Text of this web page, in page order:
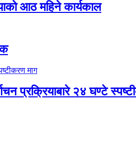
आठ महिने कार्यकाल
प्रक्रियाबारे २४ घण्टे